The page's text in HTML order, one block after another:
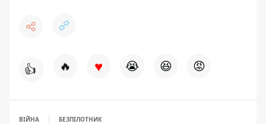
👍 🔥 ♥ 😭 😆 😡
ВІЙНА БЕЗПІЛОТНИК